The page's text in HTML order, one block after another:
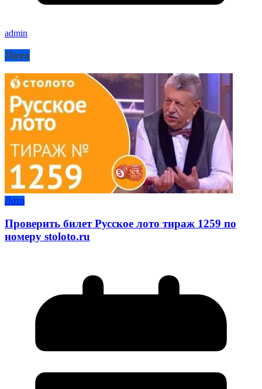
admin
Лото
Лото
Проверить билет Русское лото тираж 1259 по
номеру stoloto.ru